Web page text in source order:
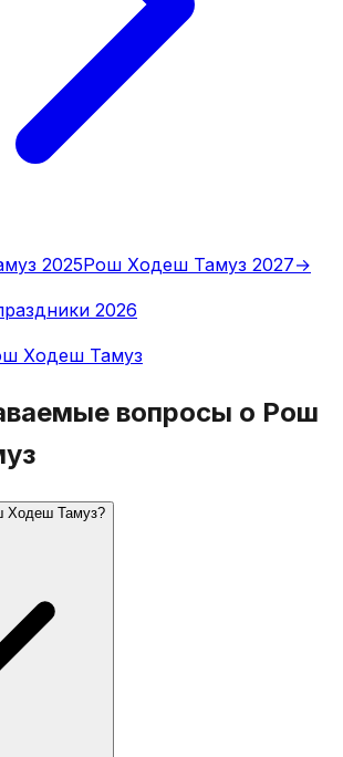
2025Рош Ходеш Тамуз 2027→
2026
Ходеш Тамуз
вопросы о Рош
Ходеш Тамуз?